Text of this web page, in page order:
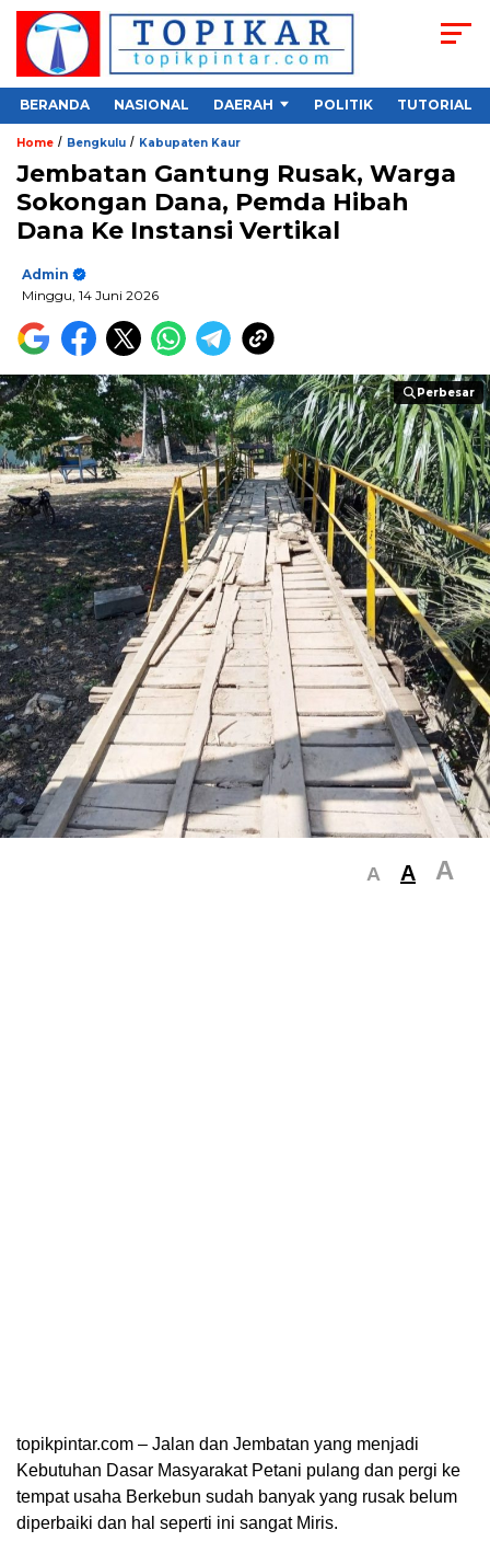
BERANDA NASIONAL DAERAH POLITIK TUTORIAL
Home / Bengkulu / Kabupaten Kaur
Jembatan Gantung Rusak, Warga
Sokongan Dana, Pemda Hibah
Dana Ke Instansi Vertikal
Admin
Minggu, 14 Juni 2026
Perbesar
Perbesar
A A A
topikpintar.com – Jalan dan Jembatan yang menjadi
Kebutuhan Dasar Masyarakat Petani pulang dan pergi ke
tempat usaha Berkebun sudah banyak yang rusak belum
diperbaiki dan hal seperti ini sangat Miris.